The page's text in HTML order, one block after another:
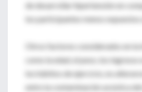
de desarrollar hipertensión en
los participantes menos expuestos
Otros factores considerados en la
como la edad, el peso, los ingresos
los hábitos de ejercicio, no
entre la contaminación acústica